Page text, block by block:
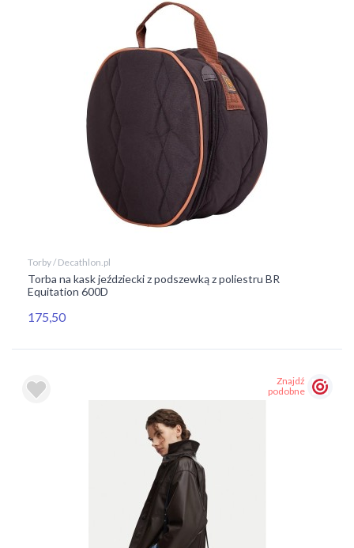
Torby / Decathlon.pl
Torba na kask jeździecki z podszewką z poliestru BR
Equitation 600D
175,50
Znajdź
podobne